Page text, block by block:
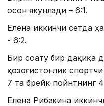
осон якунлади – 6:1.
Елена иккинчи сетда
- 6:2.
Бир соату бир дақиқа
қозоғистонлик
7 та брейк-пойнтнинг
Елена Рибакина